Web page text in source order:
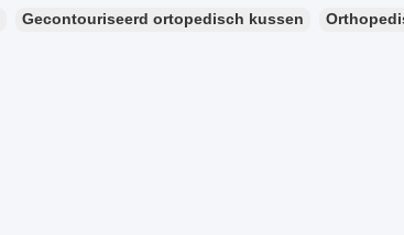
Gecontouriseerd ortopedisch kussen